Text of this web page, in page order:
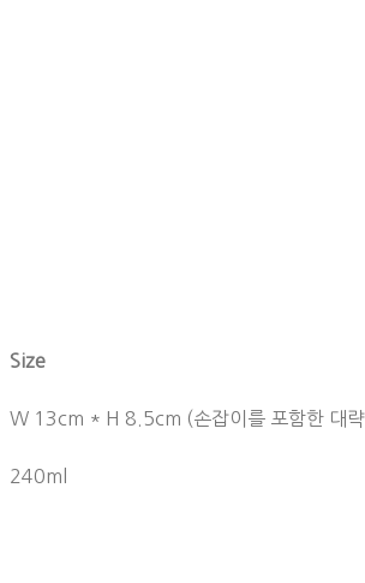
Size
W 13cm * H 8.5cm (손잡이를 포함한 대략
240ml